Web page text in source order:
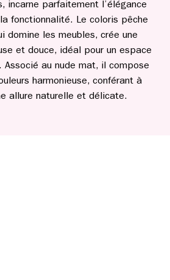
incarne parfaitement l’élégance
fonctionnalité. Le coloris pêche
domine les meubles, crée une
et douce, idéal pour un espace
au nude mat, il compose
harmonieuse, conférant à
allure naturelle et délicate.